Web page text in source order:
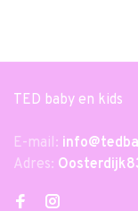
TED baby en kids
E-mail:
Adres: